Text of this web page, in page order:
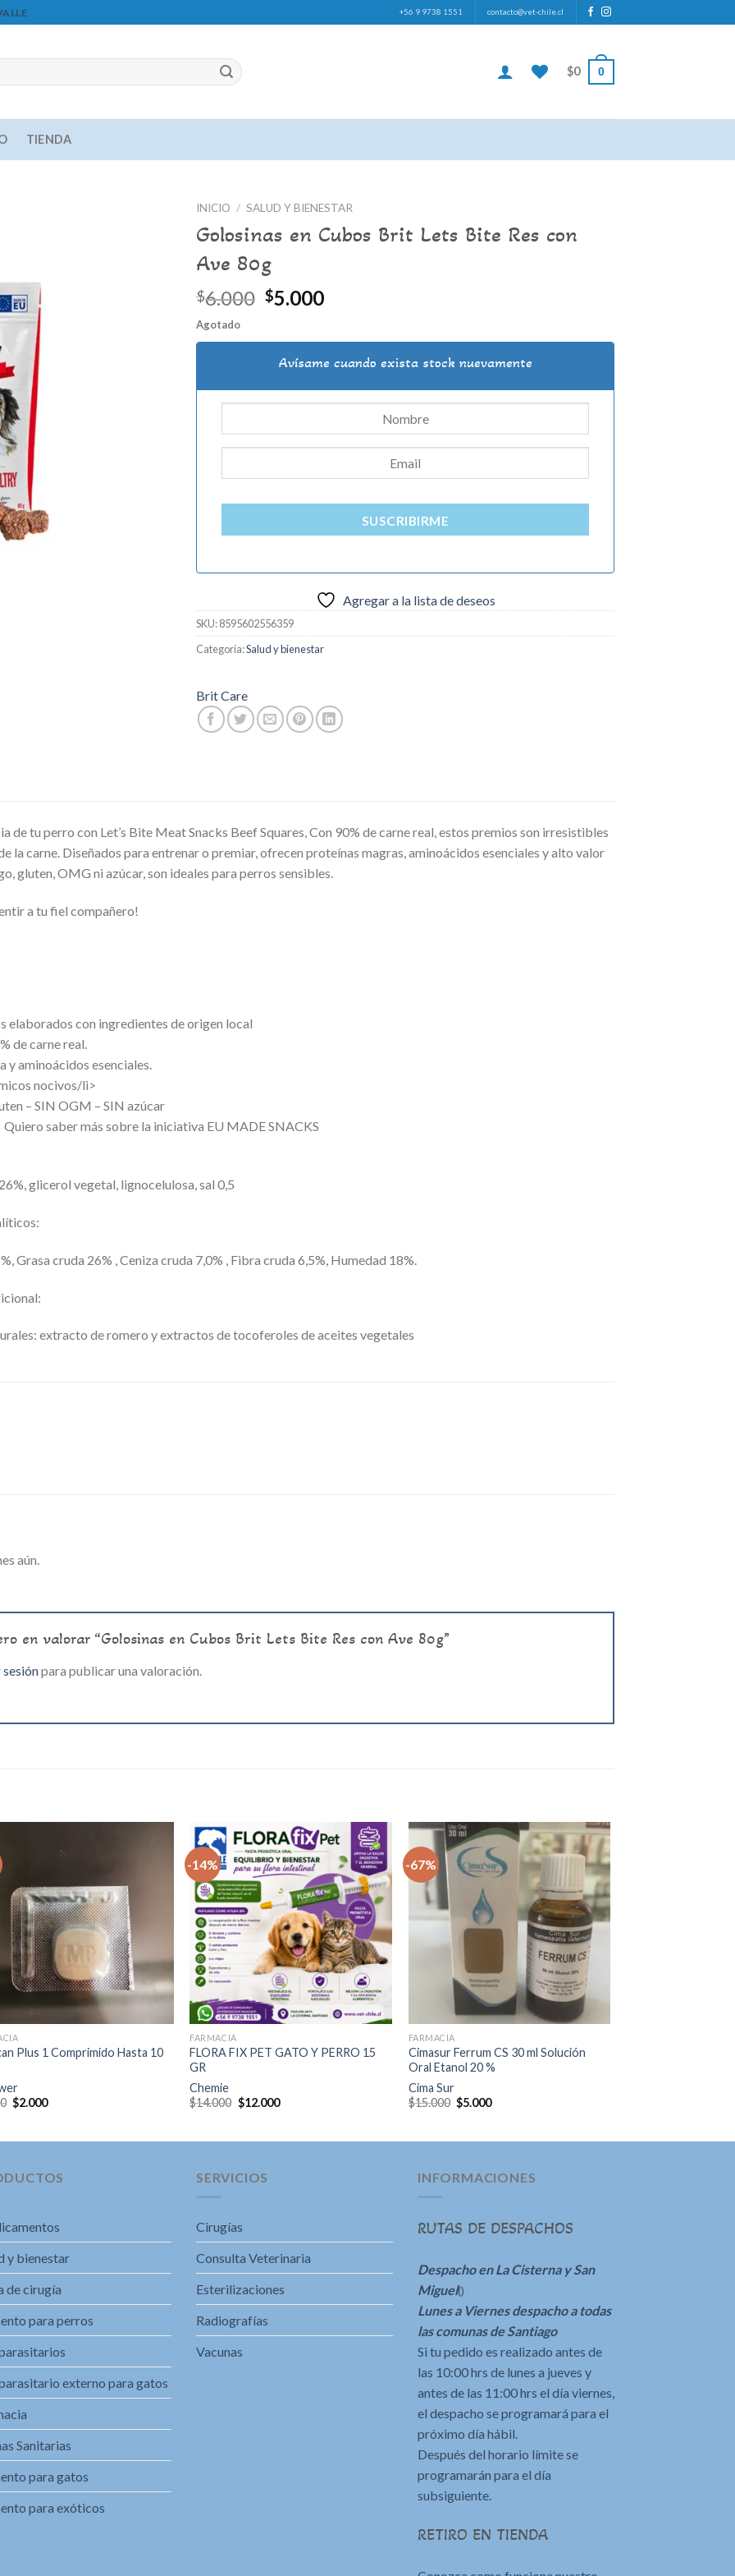
+56 9 9738 1551 contacto@vet-chile.cl
$0 0
TIENDA
INICIO / SALUD Y BIENESTAR
Golosinas en Cubos Brit Lets Bite Res con
Ave 80g
$6.000 El
original
era:
$5.000El
actual
es:
Agotado
Avísame cuando exista stock nuevamente
SUSCRIBIRME
Agregar a la lista de deseos
SKU:8595602556359
Categoría:Salud y bienestar
Brit Care
de tu perro con Let’s Bite Meat Snacks Beef Squares, Con 90% de carne real, estos premios son irresistibles
la carne. Diseñados para entrenar o premiar, ofrecen proteínas magras, aminoácidos esenciales y alto valor
gluten, OMG ni azúcar, son ideales para perros sensibles.
a tu fiel compañero!
elaborados con ingredientes de origen local
de carne real.
y aminoácidos esenciales.
nocivos/li>
– SIN OGM – SIN azúcar
saber más sobre la iniciativa EU MADE SNACKS
glicerol vegetal, lignocelulosa, sal 0,5
Grasa cruda 26% , Ceniza cruda 7,0% , Fibra cruda 6,5%, Humedad 18%.
extracto de romero y extractos de tocoferoles de aceites vegetales
aún.
en valorar “Golosinas en Cubos Brit Lets Bite Res con Ave 80g”
para publicar una valoración.
Agregar
a la lista
deseos
Plus 1 Comprimido Hasta 10
El
precio
$2.000El
-14%
Agregar
a la lista
de
deseos
+
FARMACIA
FLORA FIX PET GATO Y PERRO 15
GR
Chemie
$14.000 El
precio
$12.000El
-67%
Agregar
a la lista
de
deseos
FARMACIA
Cimasur Ferrum CS 30 ml Solución
Oral Etanol 20 %
Cima Sur
$15.000 El
precio
$5.000El
y bienestar
de cirugía
para perros
externo para gatos
Sanitarias
para gatos
para exóticos
SERVICIOS
Cirugías
Consulta Veterinaria
Esterilizaciones
Radiografías
Vacunas
INFORMACIONES
RUTAS DE DESPACHOS
Despacho en La Cisterna y San
Miguel()
Lunes a Viernes despacho a todas
las comunas de Santiago
Si tu pedido es realizado antes de
las 10:00 hrs de lunes a jueves y
antes de las 11:00 hrs el día viernes,
el despacho se programará para el
próximo día hábil.
Después del horario límite se
programarán para el día
subsiguiente.
RETIRO EN TIENDA